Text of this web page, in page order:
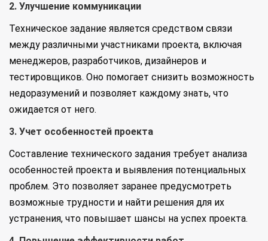
2. Улучшение коммуникации
Техническое задание является средством связи
между различными участниками проекта, включая
менеджеров, разработчиков, дизайнеров и
тестировщиков. Оно помогает снизить возможность
недоразумений и позволяет каждому знать, что
ожидается от него.
3. Учет особенностей проекта
Составление технического задания требует анализа
особенностей проекта и выявления потенциальных
проблем. Это позволяет заранее предусмотреть
возможные трудности и найти решения для их
устранения, что повышает шансы на успех проекта.